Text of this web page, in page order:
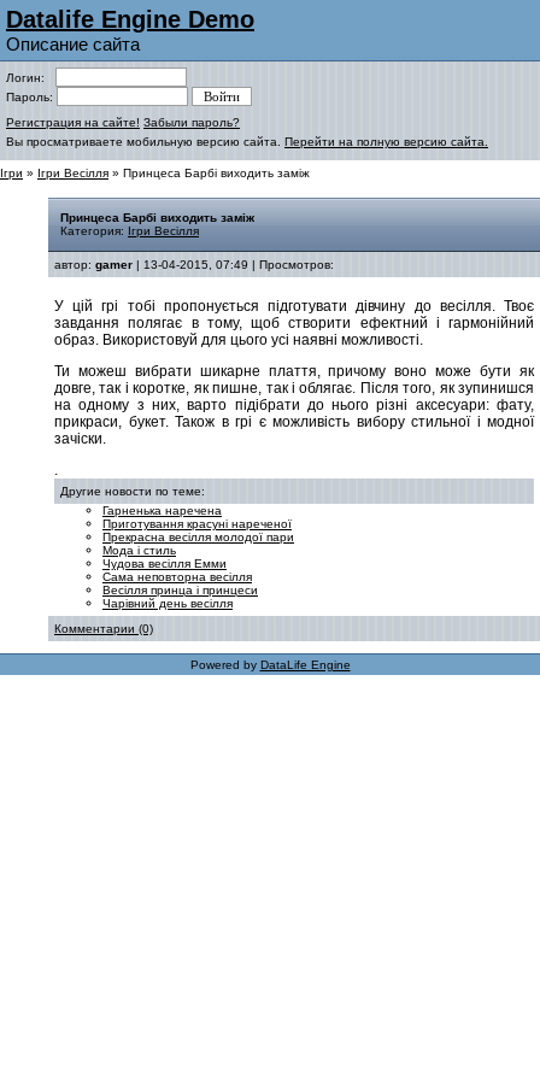
Datalife Engine Demo
Описание сайта
Логин:
Пароль:
Регистрация на сайте! Забыли пароль?
Вы просматриваете мобильную версию сайта. Перейти на полную версию сайта.
Ігри » Ігри Весілля » Принцеса Барбі виходить заміж
Принцеса Барбі виходить заміж
Категория: Ігри Весілля
автор: gamer | 13-04-2015, 07:49 | Просмотров:
У цій грі тобі пропонується підготувати дівчину до весілля. Твоє
завдання полягає в тому, щоб створити ефектний і гармонійний
образ. Використовуй для цього усі наявні можливості.
Ти можеш вибрати шикарне плаття, причому воно може бути як
довге, так і коротке, як пишне, так і облягає. Після того, як зупинишся
на одному з них, варто підібрати до нього різні аксесуари: фату,
прикраси, букет. Також в грі є можливість вибору стильної і модної
зачіски.
.
Другие новости по теме:
Гарненька наречена
Приготування красуні нареченої
Прекрасна весілля молодої пари
Мода і стиль
Чудова весілля Емми
Сама неповторна весілля
Весілля принца і принцеси
Чарівний день весілля
Комментарии (0)
Powered by DataLife Engine